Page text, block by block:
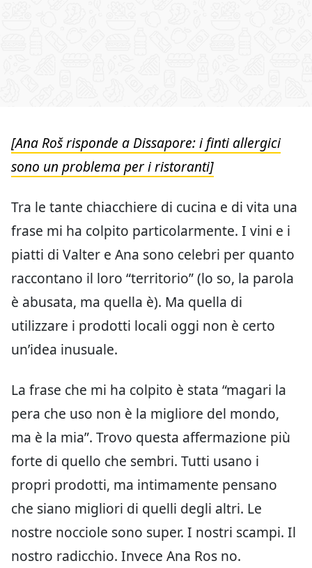
[Ana Roš risponde a Dissapore: i finti allergici
sono un problema per i ristoranti]
Tra le tante chiacchiere di cucina e di vita una
frase mi ha colpito particolarmente. I vini e i
piatti di Valter e Ana sono celebri per quanto
raccontano il loro “territorio” (lo so, la parola
è abusata, ma quella è). Ma quella di
utilizzare i prodotti locali oggi non è certo
un’idea inusuale.
La frase che mi ha colpito è stata “magari la
pera che uso non è la migliore del mondo,
ma è la mia”. Trovo questa affermazione più
forte di quello che sembri. Tutti usano i
propri prodotti, ma intimamente pensano
che siano migliori di quelli degli altri. Le
nostre nocciole sono super. I nostri scampi. Il
nostro radicchio. Invece Ana Ros no.